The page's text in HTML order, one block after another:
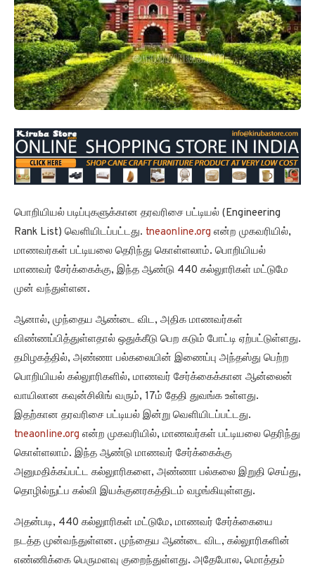
பொறியியல் படிப்புகளுக்கான தரவரிசை பட்டியல் (Engineering
Rank List) வெளியிடப்பட்டது. tneaonline.org என்ற முகவரியில்,
மாணவர்கள் பட்டியலை தெரிந்து கொள்ளலாம். பொறியியல்
மாணவர் சேர்க்கைக்கு, இந்த ஆண்டு 440 கல்லுாரிகள் மட்டுமே
முன் வந்துள்ளன.
ஆனால், முந்தைய ஆண்டை விட, அதிக மாணவர்கள்
விண்ணப்பித்துள்ளதால் ஒதுக்கீடு பெற கடும் போட்டி ஏற்பட்டுள்ளது.
தமிழகத்தில், அண்ணா பல்கலையின் இணைப்பு அந்தஸ்து பெற்ற
பொறியியல் கல்லுாரிகளில், மாணவர் சேர்க்கைக்கான ஆன்லைன்
வாயிலான கவுன்சிலிங் வரும், 17ம் தேதி துவங்க உள்ளது.
இதற்கான தரவரிசை பட்டியல் இன்று வெளியிடப்பட்டது.
tneaonline.org என்ற முகவரியில், மாணவர்கள் பட்டியலை தெரிந்து
கொள்ளலாம். இந்த ஆண்டு மாணவர் சேர்க்கைக்கு
அனுமதிக்கப்பட்ட கல்லுாரிகளை, அண்ணா பல்கலை இறுதி செய்து,
தொழில்நுட்ப கல்வி இயக்குனரகத்திடம் வழங்கியுள்ளது.
அதன்படி, 440 கல்லுாரிகள் மட்டுமே, மாணவர் சேர்க்கையை
நடத்த முன்வந்துள்ளன. முந்தைய ஆண்டை விட, கல்லுாரிகளின்
எண்ணிக்கை பெருமளவு குறைந்துள்ளது. அதேபோல, மொத்தம்